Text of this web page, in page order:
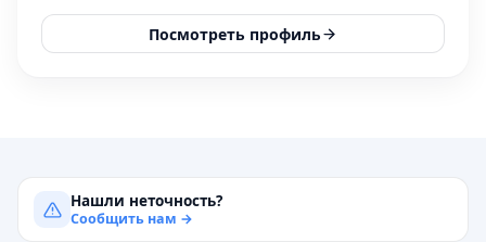
Посмотреть профиль
Нашли неточность?
Сообщить нам →